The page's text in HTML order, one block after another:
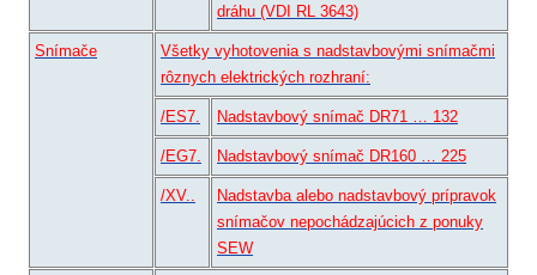
dráhu (VDI RL 3643)
Snímače
Všetky vyhotovenia s nadstavbovými snímačmi
rôznych elektrických rozhraní:
/ES7. Nadstavbový snímač DR71 … 132
/EG7. Nadstavbový snímač DR160 … 225
/XV..
Nadstavba alebo nadstavbový prípravok
snímačov nepochádzajúcich z ponuky
SEW